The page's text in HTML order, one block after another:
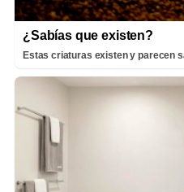
¿Sabías que existen?
Estas criaturas existen y parecen